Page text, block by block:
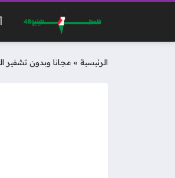
الرئيسية » مجانا وبدون تشفير